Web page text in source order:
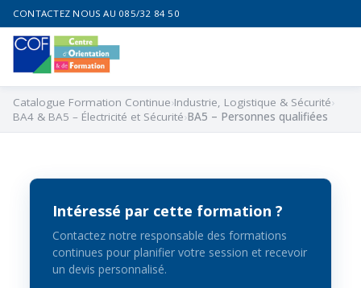
CONTACTEZ NOUS AU 085/32 84 50
Catalogue Formation Continue Industrie, Logistique & Sécurité
BA4 & BA5 – Électricité et Sécurité BA5 – Personnes qualifiées
Intéressé par cette formation ?
Contactez notre responsable des formations
continues pour planifier votre session et recevoir
un devis personnalisé.